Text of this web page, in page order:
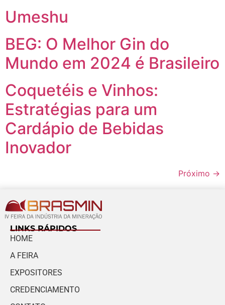
Umeshu
BEG: O Melhor Gin do
Mundo em 2024 é Brasileiro
Coquetéis e Vinhos:
Estratégias para um
Cardápio de Bebidas
Inovador
Próximo →
LINKS RÁPIDOS
HOME
A FEIRA
EXPOSITORES
CREDENCIAMENTO